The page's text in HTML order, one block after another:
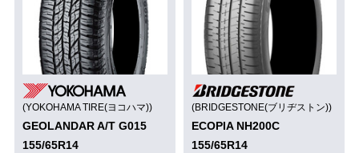
(YOKOHAMA TIRE(ヨコハマ))
GEOLANDAR A/T G015
155/65R14
(BRIDGESTONE(ブリヂストン))
ECOPIA NH200C
155/65R14